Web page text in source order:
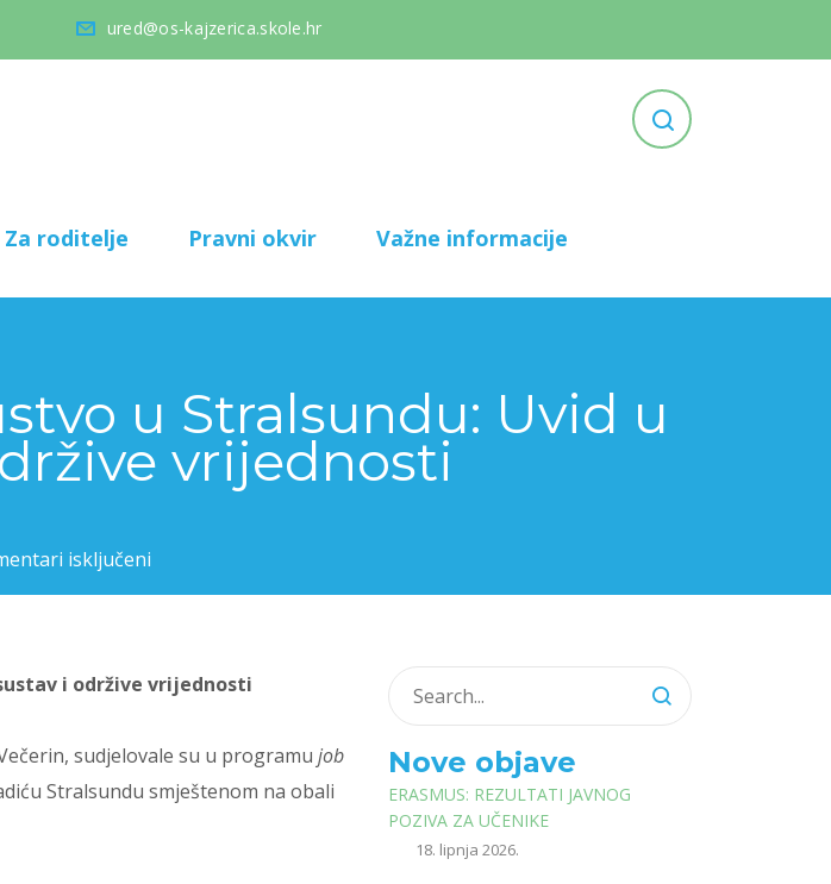
ured@os-kajzerica.skole.hr
Za roditelje Pravni okvir Važne informacije
u Stralsundu: Uvid u
vrijednosti
isključeni
i održive vrijednosti
sudjelovale su u programu job
Stralsundu smještenom na obali
Nove objave
ERASMUS: REZULTATI JAVNOG
POZIVA ZA UČENIKE
18. lipnja 2026.